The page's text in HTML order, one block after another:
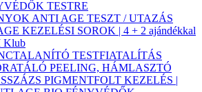
TESTRE
ANTI AGE TESZT / UTAZÁS
KEZELÉSI SOROK | 4 + 2 ajándékkal
Klub
TESTFIATALÍTÁS
PEELING, HÁMLASZTÓ
PIGMENTFOLT KEZELÉS |